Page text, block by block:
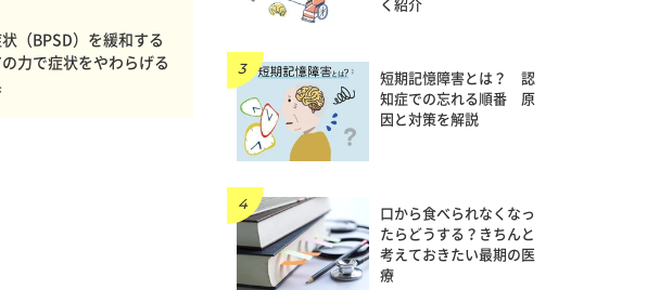
（BPSD）を緩和する
力で症状をやわらげる
く紹介
短期記憶障害とは？ 認
知症での忘れる順番 原
因と対策を解説
口から食べられなくなっ
たらどうする？きちんと
考えておきたい最期の医
療